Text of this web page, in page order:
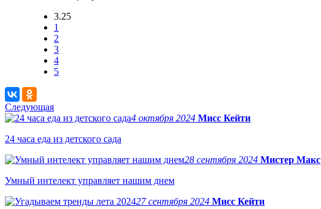
3.25
1
2
3
4
5
Следующая
4 октября 2024 Мисс Кейти
24 часа еда из детского сада
28 сентября 2024 Мистер Макс
Умный интелект управляет нашим днем
27 сентября 2024 Мисс Кейти